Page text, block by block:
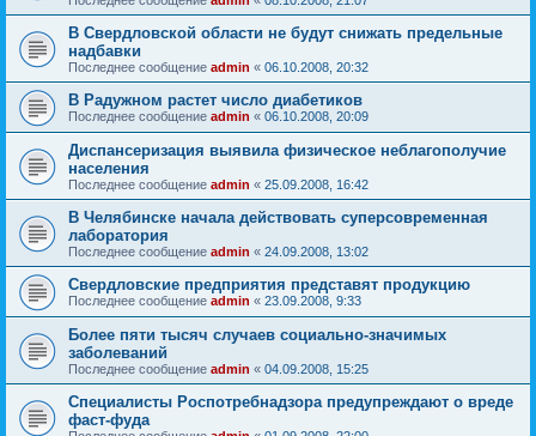
В Свердловской области не будут снижать предельные
надбавки
Последнее сообщение admin « 06.10.2008, 20:32
В Радужном растет число диабетиков
Последнее сообщение admin « 06.10.2008, 20:09
Диспансеризация выявила физическое неблагополучие
населения
Последнее сообщение admin « 25.09.2008, 16:42
В Челябинске начала действовать суперсовременная
лаборатория
Последнее сообщение admin « 24.09.2008, 13:02
Свердловские предприятия представят продукцию
Последнее сообщение admin « 23.09.2008, 9:33
Более пяти тысяч случаев социально-значимых
заболеваний
Последнее сообщение admin « 04.09.2008, 15:25
Специалисты Роспотребнадзора предупреждают о вреде
фаст-фуда